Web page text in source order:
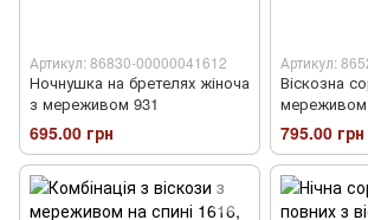
Артикул: 86830-00000041612
Ночнушка на бретелях жіноча
з мереживом 931
695.00 грн
Артикул:
Віскозна
мереживом
795.00 грн